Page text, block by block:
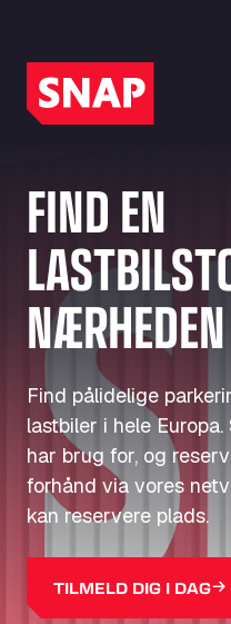
FIND EN
NÆRHEDEN
Find pålidelige
lastbiler i hele
har brug for, og
forhånd via vores
kan reservere plads.
TILMELD DIG I DAG